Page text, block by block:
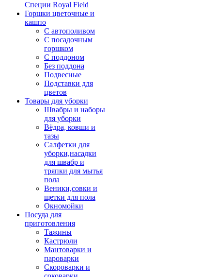
Специи Royal Field
Горшки цветочные и
кашпо
С автополивом
С посадочным
горшком
С поддоном
Без поддона
Подвесные
Подставки для
цветов
Товары для уборки
Швабры и наборы
для уборки
Вёдра, ковши и
тазы
Салфетки для
уборки,насадки
для швабр и
тряпки для мытья
пола
Веники,совки и
щетки для пола
Окномойки
Посуда для
приготовления
Тажины
Кастрюли
Мантоварки и
пароварки
Скороварки и